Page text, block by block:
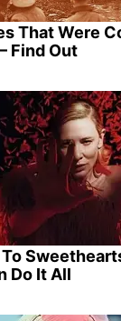
That Were
Find Out
Do It All